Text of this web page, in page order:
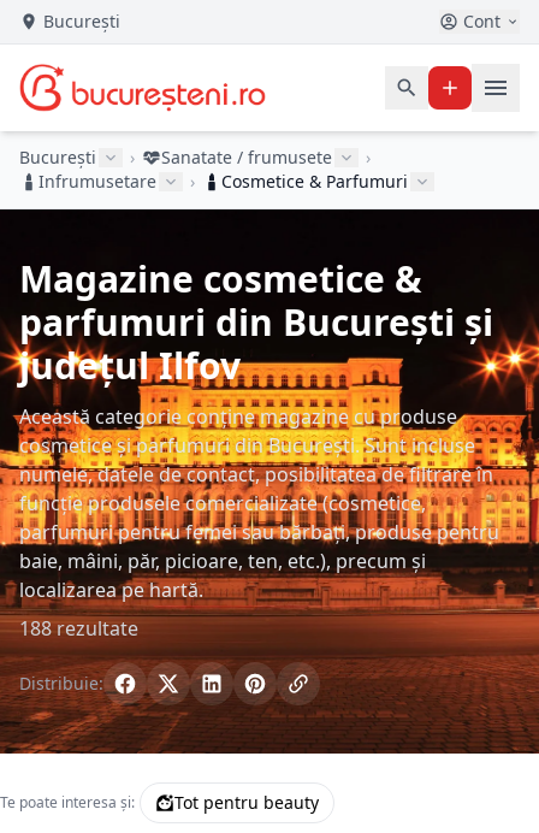
București Cont
București › Sanatate / frumusete
›
Infrumusetare
› Cosmetice & Parfumuri
Magazine cosmetice &
parfumuri din București și
județul Ilfov
Această categorie conține magazine cu produse
cosmetice și parfumuri din București. Sunt incluse
numele, datele de contact, posibilitatea de filtrare în
funcție produsele comercializate (cosmetice,
parfumuri pentru femei sau bărbați, produse pentru
baie, mâini, păr, picioare, ten, etc.), precum și
localizarea pe hartă.
188 rezultate
Distribuie:
Te poate interesa și: Tot pentru beauty